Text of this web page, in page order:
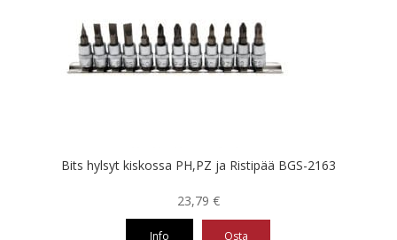
Bits hylsyt kiskossa PH,PZ ja Ristipää BGS-2163
23,79 €
Info Osta